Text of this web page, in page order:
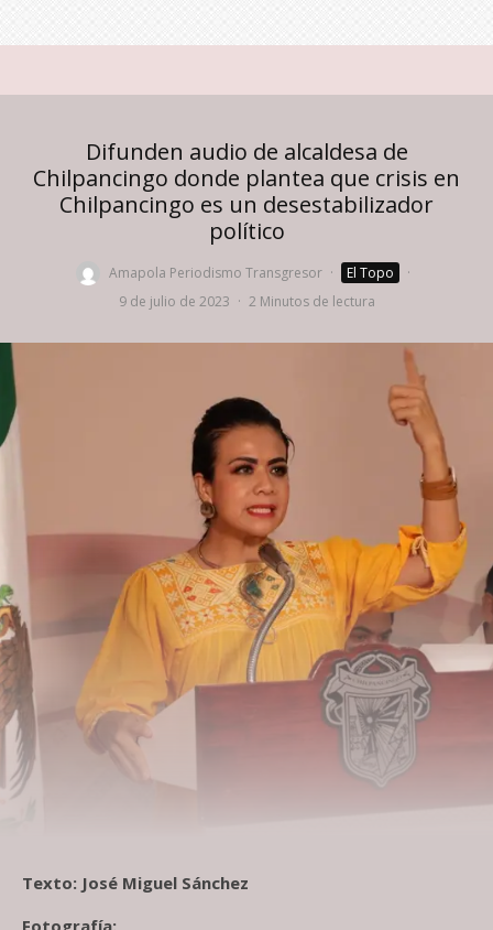
Difunden audio de alcaldesa de
Chilpancingo donde plantea que crisis en
Chilpancingo es un desestabilizador
político
Amapola Periodismo Transgresor · El Topo
·
9 de julio de 2023 · 2 Minutos de lectura
Texto: José Miguel Sánchez
Fotografía: